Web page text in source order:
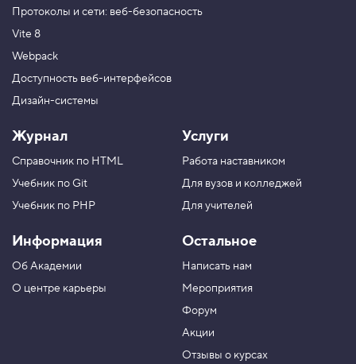
Протоколы и сети: веб-безопасность
Vite 8
Webpack
Доступность веб-интерфейсов
Дизайн-системы
Журнал
Справочник по HTML
Учебник по Git
Учебник по PHP
Информация
Об Академии
О центре карьеры
Услуги
Работа наставником
Для вузов и колледжей
Для учителей
Остальное
Написать нам
Мероприятия
Форум
Акции
Отзывы о курсах